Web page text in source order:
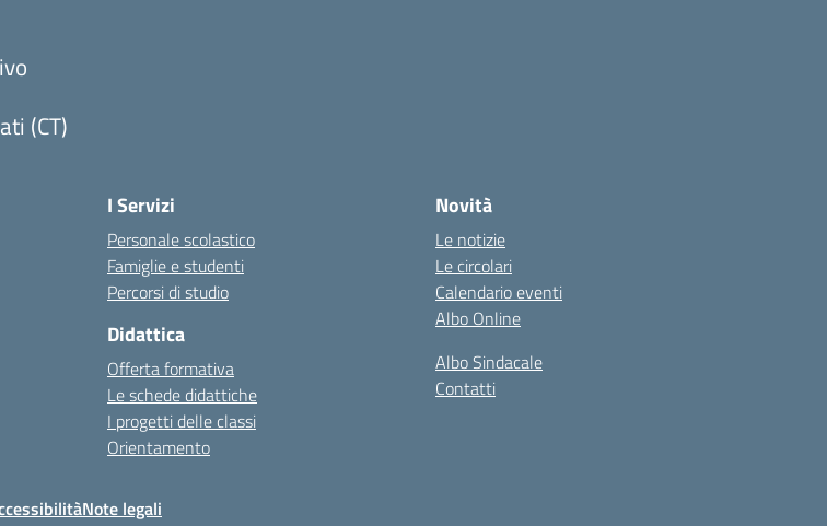
(CT)
I Servizi
Personale scolastico
Famiglie e studenti
Percorsi di studio
Didattica
Offerta formativa
Le schede didattiche
I progetti delle classi
Orientamento
Novità
Le notizie
Le circolari
Calendario eventi
Albo Online
Albo Sindacale
Contatti
Note legali